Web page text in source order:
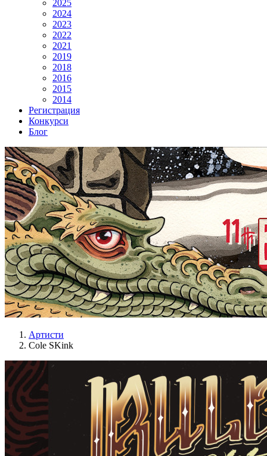
2025
2024
2023
2022
2021
2019
2018
2016
2015
2014
Регистрация
Конкурси
Блог
Артисти
Cole SKink